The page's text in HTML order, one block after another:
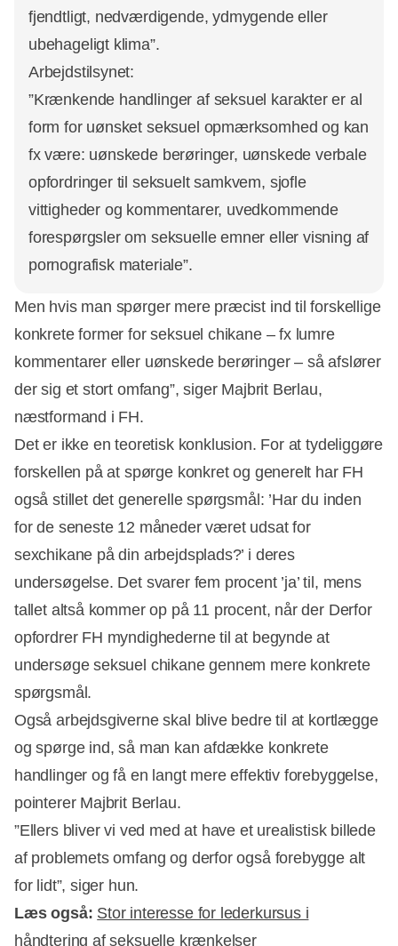
fjendtligt, nedværdigende, ydmygende eller
ubehageligt klima”.
Arbejdstilsynet:
”Krænkende handlinger af seksuel karakter er al
form for uønsket seksuel opmærksomhed og kan
fx være: uønskede berøringer, uønskede verbale
opfordringer til seksuelt samkvem, sjofle
vittigheder og kommentarer, uvedkommende
forespørgsler om seksuelle emner eller visning af
pornografisk materiale”.
Men hvis man spørger mere præcist ind til forskellige
konkrete former for seksuel chikane – fx lumre
kommentarer eller uønskede berøringer – så afslører
der sig et stort omfang”, siger Majbrit Berlau,
næstformand i FH.
Det er ikke en teoretisk konklusion. For at tydeliggøre
forskellen på at spørge konkret og generelt har FH
også stillet det generelle spørgsmål: ’Har du inden
for de seneste 12 måneder været udsat for
sexchikane på din arbejdsplads?’ i deres
undersøgelse. Det svarer fem procent ’ja’ til, mens
tallet altså kommer op på 11 procent, når der Derfor
opfordrer FH myndighederne til at begynde at
undersøge seksuel chikane gennem mere konkrete
spørgsmål.
Også arbejdsgiverne skal blive bedre til at kortlægge
og spørge ind, så man kan afdække konkrete
handlinger og få en langt mere effektiv forebyggelse,
pointerer Majbrit Berlau.
”Ellers bliver vi ved med at have et urealistisk billede
af problemets omfang og derfor også forebygge alt
for lidt”, siger hun.
Læs også: Stor interesse for lederkursus i
håndtering af seksuelle krænkelser